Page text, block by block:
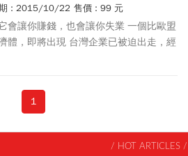
: 2015/10/22 售價 : 99 元
會讓你賺錢，也會讓你失業 一個比歐盟
體，即將出現 台灣企業已被迫出走，經
美豬 日本經驗〉安倍靠農業三箭 化解
1
/ HOT ARTICLES /